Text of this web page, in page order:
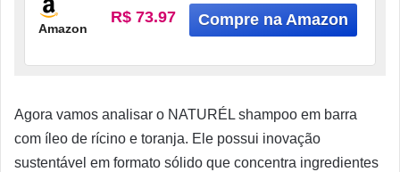
Bebês Crianças e Adultos
Amazon
R$ 73.97
Agora vamos analisar o NATURÉL shampoo em barra
com íleo de rícino e toranja. Ele possui inovação
sustentável em formato sólido que concentra ingredientes